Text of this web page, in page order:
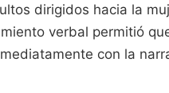
dirigidos hacia la
verbal permitió
con la